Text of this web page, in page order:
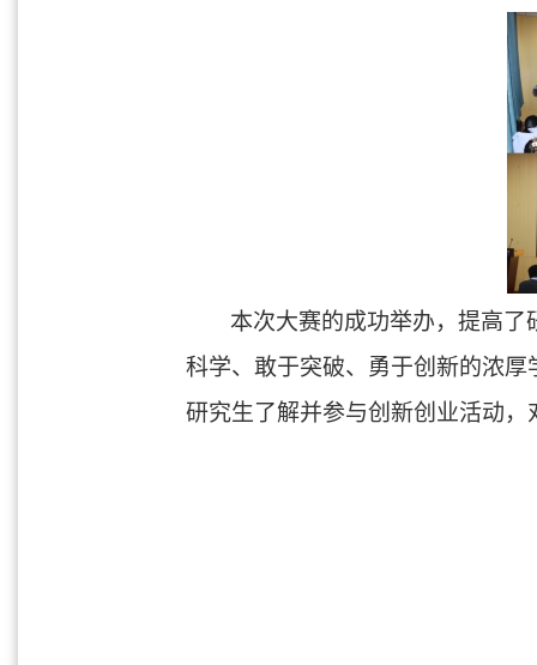
本次大赛的成功举办，提高
科学、敢于突破、勇于创新的浓
研究生了解并参与创新创业活动